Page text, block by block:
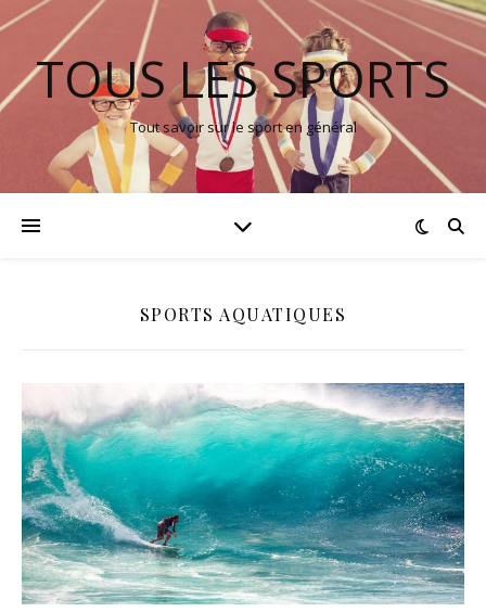
TOUS LES SPORTS
Tout savoir sur le sport en général
SPORTS AQUATIQUES